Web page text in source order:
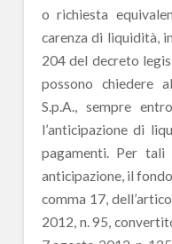
o richiesta
carenza di liquidità,
204 del decreto
possono chiedere
S.p.A., sempre
l’anticipazione di
pagamenti. Per
anticipazione, il
comma 17,
2012, n. 95,